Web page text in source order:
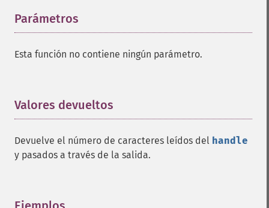
Parámetros
Esta función no contiene ningún parámetro.
Valores devueltos
Devuelve el número de caracteres leídos del handle
y pasados a través de la salida.